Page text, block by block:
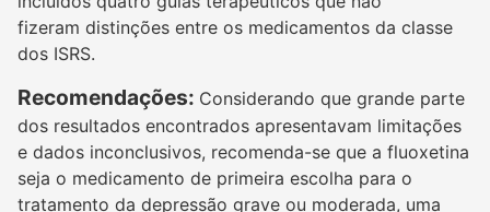
fizeram distinções entre os medicamentos da classe
dos ISRS.
Recomendações: Considerando que grande parte
dos resultados encontrados apresentavam limitações
e dados inconclusivos, recomenda-se que a fluoxetina
seja o medicamento de primeira escolha para o
tratamento da depressão grave ou moderada, uma